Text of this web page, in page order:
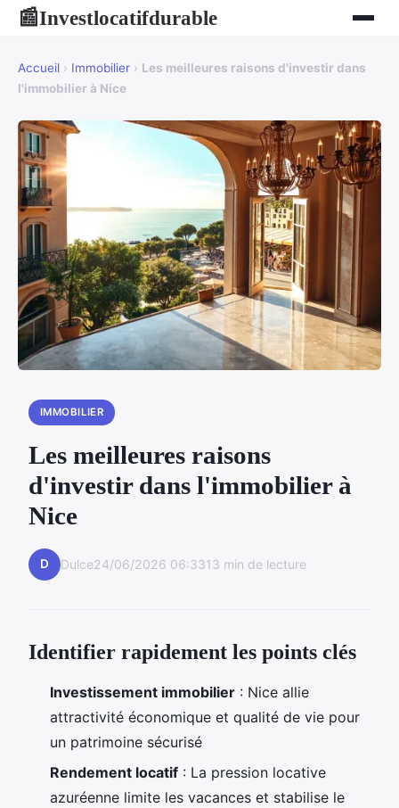
📰Investlocatifdurable
Accueil › Immobilier › Les meilleures raisons d'investir dans
l'immobilier à Nice
IMMOBILIER
Les meilleures raisons
d'investir dans l'immobilier à
Nice
D Dulce24/06/2026 06:3313 min de lecture
Identifier rapidement les points clés
Investissement immobilier : Nice allie
attractivité économique et qualité de vie pour
un patrimoine sécurisé
Rendement locatif : La pression locative
azuréenne limite les vacances et stabilise le